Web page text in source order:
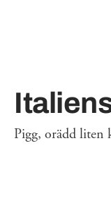
Pigg, orädd liten